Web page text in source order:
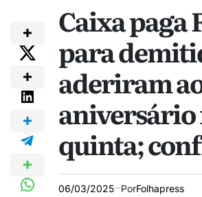
Caixa paga
para
aderiram
aniversário
quinta;
06/03/2025 PorFolhapress